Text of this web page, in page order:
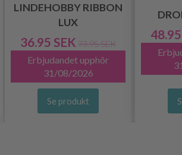
LINDEHOBBY RIBBON
LUX
36.95 SEK 73.95 SEK
Erbjudandet upphör
31/08/2026
Se produkt